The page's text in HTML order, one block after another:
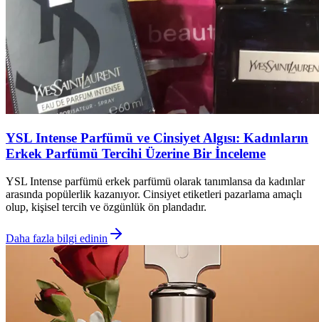
YSL Intense Parfümü ve Cinsiyet Algısı: Kadınların
Erkek Parfümü Tercihi Üzerine Bir İnceleme
YSL Intense parfümü erkek parfümü olarak tanımlansa da kadınlar
arasında popülerlik kazanıyor. Cinsiyet etiketleri pazarlama amaçlı
olup, kişisel tercih ve özgünlük ön plandadır.
Daha fazla bilgi edinin